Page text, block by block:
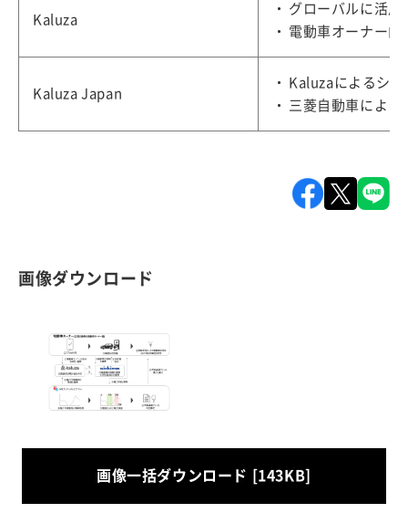
画像ダウンロード
画像一括ダウンロード [143KB]
Kaluza
グローバルに活用
電動車オーナー向
Kaluza Japan
Kaluzaによるシ
三菱自動車による